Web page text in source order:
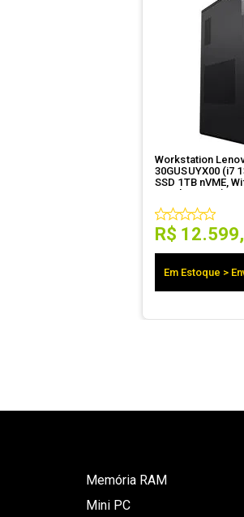
Workstation
30GUSUYX00 (i7
SSD 1TB nVME,
+Tecl+Mouse)
R$ 12.599,
Em Estoque >
Memória RAM
Mini PC